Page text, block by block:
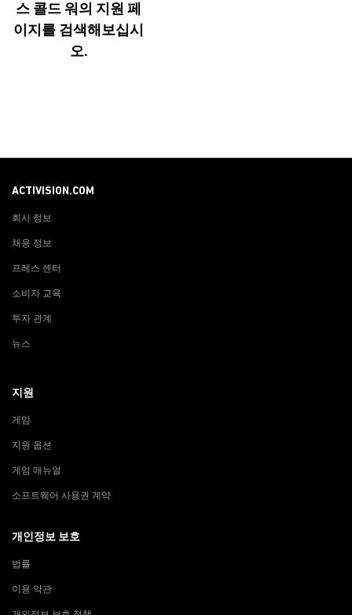
스 콜드 워의 지원 페
이지를 검색해보십시
오.
ACTIVISION.COM
회사 정보
채용 정보
프레스 센터
소비자 교육
투자 관계
뉴스
지원
게임
지원 옵션
게임 매뉴얼
소프트웨어 사용권 계약
개인정보 보호
법률
이용 약관